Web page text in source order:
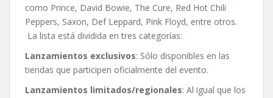
como Prince, David Bowie, The Cure, Red Hot Chili
Peppers, Saxon, Def Leppard, Pink Floyd, entre otros.
La lista está dividida en tres categorías:
Lanzamientos exclusivos: Sólo disponibles en las
tiendas que participen oficialmente del evento.
Lanzamientos limitados/regionales: Al igual que los